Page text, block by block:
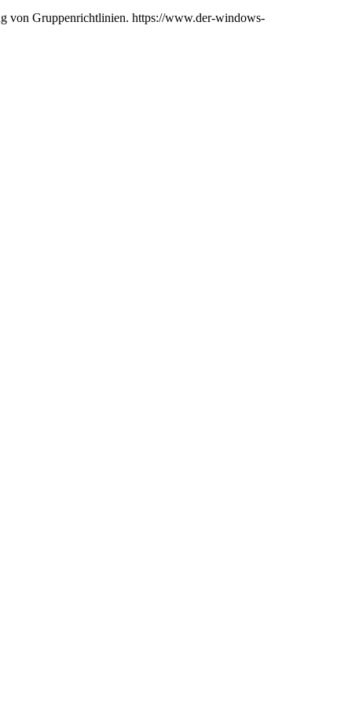
von Gruppenrichtlinien. https://www.der-windows-